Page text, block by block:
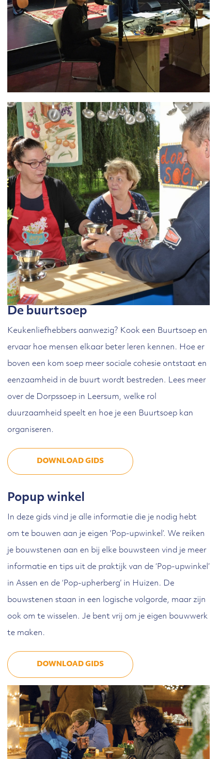
De buurtsoep
Keukenliefhebbers aanwezig? Kook een Buurtsoep en
ervaar hoe mensen elkaar beter leren kennen. Hoe er
boven een kom soep meer sociale cohesie ontstaat en
eenzaamheid in de buurt wordt bestreden. Lees meer
over de Dorpssoep in Leersum, welke rol
duurzaamheid speelt en hoe je een Buurtsoep kan
organiseren.
DOWNLOAD GIDS
Popup winkel
In deze gids vind je alle informatie die je nodig hebt
om te bouwen aan je eigen ‘Pop-upwinkel’. We reiken
je bouwstenen aan en bij elke bouwsteen vind je meer
informatie en tips uit de praktijk van de ‘Pop-upwinkel’
in Assen en de ‘Pop-upherberg’ in Huizen. De
bouwstenen staan in een logische volgorde, maar zijn
ook om te wisselen. Je bent vrij om je eigen bouwwerk
te maken.
DOWNLOAD GIDS